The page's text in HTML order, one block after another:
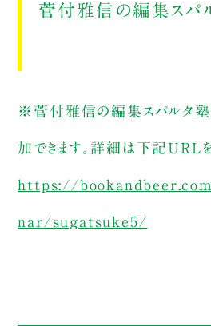
菅付雅信の編集スパ
※菅付雅信の編集スパルタ塾
加できます。詳細は下記URLを
https://
nar/sugatsuke5/